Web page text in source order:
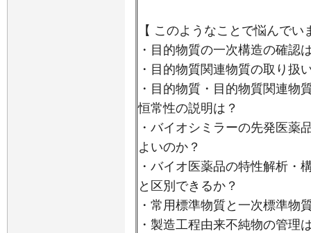
【 このようなことで悩んでい
・目的物質の一次構造の確認
・目的物質関連物質の取り扱
・目的物質・目的物質関連物
恒常性の説明は？
・バイオシミラーの先発医薬
よいのか？
・バイオ医薬品の特性解析・
と区別できるか？
・常用標準物質と一次標準物
・製造工程由来不純物の管理